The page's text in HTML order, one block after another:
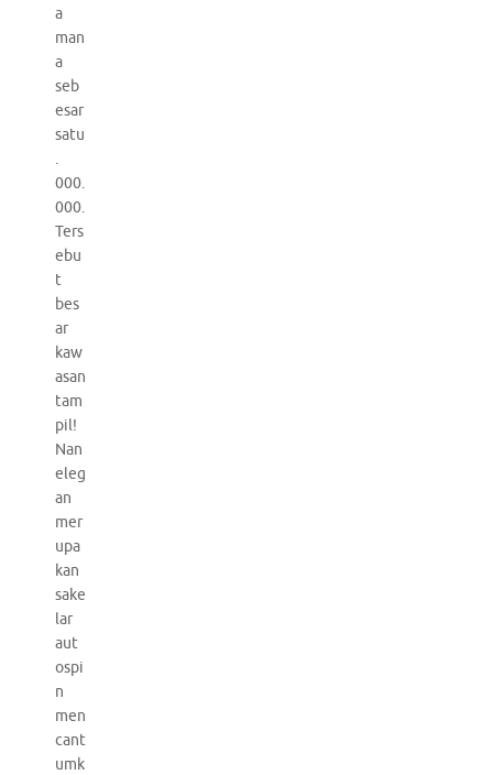
a
man
a
seb
esar
satu
.
000.
000.
Ters
ebu
t
bes
ar
kaw
asan
tam
pil!
Nan
eleg
an
mer
upa
kan
sake
lar
aut
ospi
n
men
cant
umk